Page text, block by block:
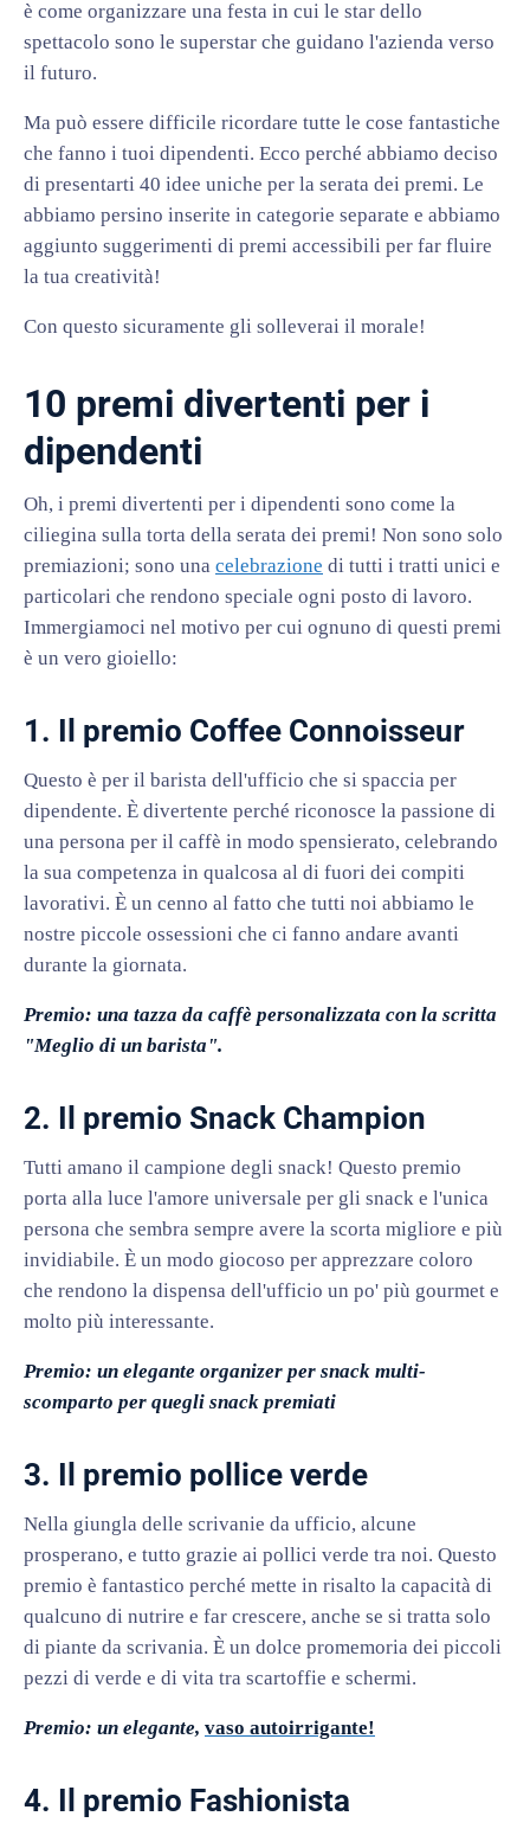
è come organizzare una festa in cui le star dello
spettacolo sono le superstar che guidano l'azienda verso
il futuro.
Ma può essere difficile ricordare tutte le cose fantastiche
che fanno i tuoi dipendenti. Ecco perché abbiamo deciso
di presentarti 40 idee uniche per la serata dei premi. Le
abbiamo persino inserite in categorie separate e abbiamo
aggiunto suggerimenti di premi accessibili per far fluire
la tua creatività!
Con questo sicuramente gli solleverai il morale!
10 premi divertenti per i
dipendenti
Oh, i premi divertenti per i dipendenti sono come la
ciliegina sulla torta della serata dei premi! Non sono solo
premiazioni; sono una celebrazione di tutti i tratti unici e
particolari che rendono speciale ogni posto di lavoro.
Immergiamoci nel motivo per cui ognuno di questi premi
è un vero gioiello:
1. Il premio Coffee Connoisseur
Questo è per il barista dell'ufficio che si spaccia per
dipendente. È divertente perché riconosce la passione di
una persona per il caffè in modo spensierato, celebrando
la sua competenza in qualcosa al di fuori dei compiti
lavorativi. È un cenno al fatto che tutti noi abbiamo le
nostre piccole ossessioni che ci fanno andare avanti
durante la giornata.
Premio: una tazza da caffè personalizzata con la scritta
"Meglio di un barista".
2. Il premio Snack Champion
Tutti amano il campione degli snack! Questo premio
porta alla luce l'amore universale per gli snack e l'unica
persona che sembra sempre avere la scorta migliore e più
invidiabile. È un modo giocoso per apprezzare coloro
che rendono la dispensa dell'ufficio un po' più gourmet e
molto più interessante.
Premio: un elegante organizer per snack multi-
scomparto per quegli snack premiati
3. Il premio pollice verde
Nella giungla delle scrivanie da ufficio, alcune
prosperano, e tutto grazie ai pollici verde tra noi. Questo
premio è fantastico perché mette in risalto la capacità di
qualcuno di nutrire e far crescere, anche se si tratta solo
di piante da scrivania. È un dolce promemoria dei piccoli
pezzi di verde e di vita tra scartoffie e schermi.
Premio: un elegante, vaso autoirrigante!
4. Il premio Fashionista